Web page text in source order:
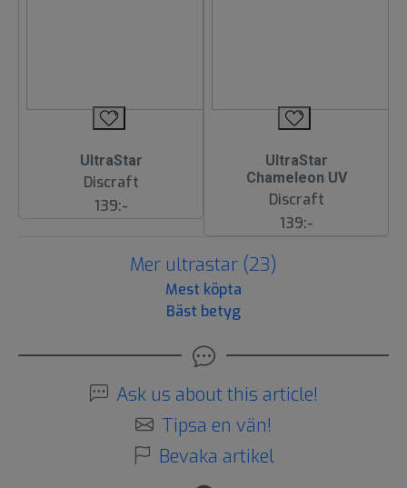
UltraStar
Discraft
139:-
UltraStar
Chameleon UV
Discraft
139:-
Mer ultrastar (23)
Mest köpta
Bäst betyg
Ask us about this article!
Tipsa en vän!
Bevaka artikel